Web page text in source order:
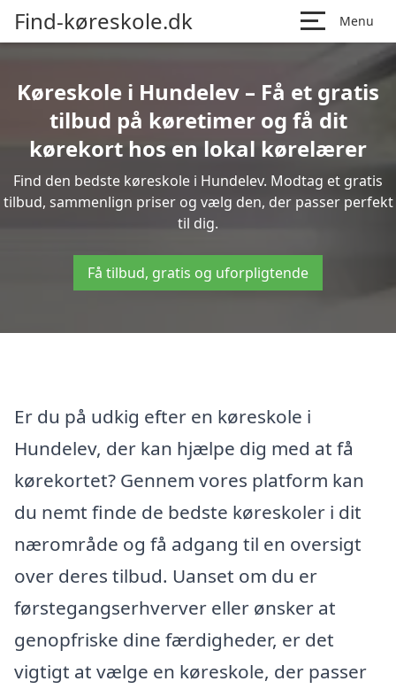
Find-køreskole.dk Menu
Køreskole i Hundelev – Få et gratis
tilbud på køretimer og få dit
kørekort hos en lokal kørelærer
Find den bedste køreskole i Hundelev. Modtag et gratis
tilbud, sammenlign priser og vælg den, der passer perfekt
til dig.
Få tilbud, gratis og uforpligtende
Er du på udkig efter en køreskole i
Hundelev, der kan hjælpe dig med at få
kørekortet? Gennem vores platform kan
du nemt finde de bedste køreskoler i dit
nærområde og få adgang til en oversigt
over deres tilbud. Uanset om du er
førstegangserhverver eller ønsker at
genopfriske dine færdigheder, er det
vigtigt at vælge en køreskole, der passer